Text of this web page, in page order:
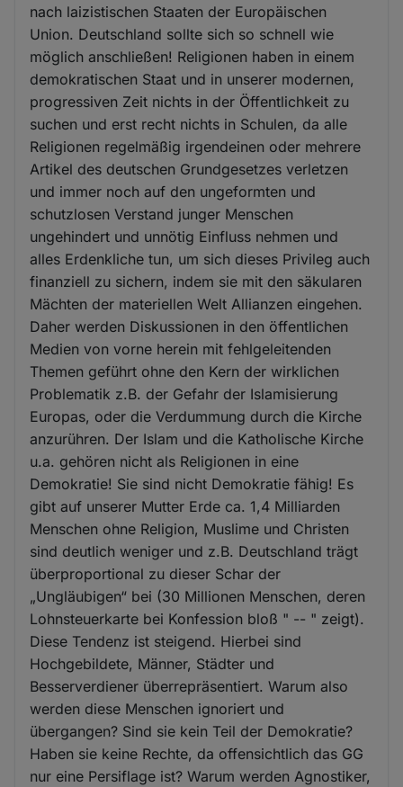
nach laizistischen Staaten der Europäischen
Union. Deutschland sollte sich so schnell wie
möglich anschließen! Religionen haben in einem
demokratischen Staat und in unserer modernen,
progressiven Zeit nichts in der Öffentlichkeit zu
suchen und erst recht nichts in Schulen, da alle
Religionen regelmäßig irgendeinen oder mehrere
Artikel des deutschen Grundgesetzes verletzen
und immer noch auf den ungeformten und
schutzlosen Verstand junger Menschen
ungehindert und unnötig Einfluss nehmen und
alles Erdenkliche tun, um sich dieses Privileg auch
finanziell zu sichern, indem sie mit den säkularen
Mächten der materiellen Welt Allianzen eingehen.
Daher werden Diskussionen in den öffentlichen
Medien von vorne herein mit fehlgeleitenden
Themen geführt ohne den Kern der wirklichen
Problematik z.B. der Gefahr der Islamisierung
Europas, oder die Verdummung durch die Kirche
anzurühren. Der Islam und die Katholische Kirche
u.a. gehören nicht als Religionen in eine
Demokratie! Sie sind nicht Demokratie fähig! Es
gibt auf unserer Mutter Erde ca. 1,4 Milliarden
Menschen ohne Religion, Muslime und Christen
sind deutlich weniger und z.B. Deutschland trägt
überproportional zu dieser Schar der
„Ungläubigen“ bei (30 Millionen Menschen, deren
Lohnsteuerkarte bei Konfession bloß " -- " zeigt).
Diese Tendenz ist steigend. Hierbei sind
Hochgebildete, Männer, Städter und
Besserverdiener überrepräsentiert. Warum also
werden diese Menschen ignoriert und
übergangen? Sind sie kein Teil der Demokratie?
Haben sie keine Rechte, da offensichtlich das GG
nur eine Persiflage ist? Warum werden Agnostiker,